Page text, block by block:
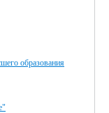
образования